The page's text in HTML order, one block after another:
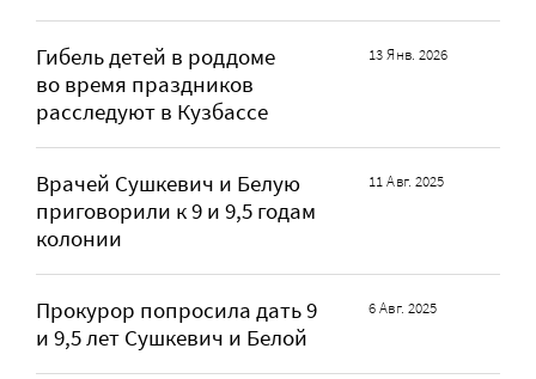
Гибель детей в роддоме
во время праздников
расследуют в Кузбассе
13 Янв. 2026
Врачей Сушкевич и Белую
приговорили к 9 и 9,5 годам
колонии
11 Авг. 2025
Прокурор попросила дать 9
и 9,5 лет Сушкевич и Белой
6 Авг. 2025